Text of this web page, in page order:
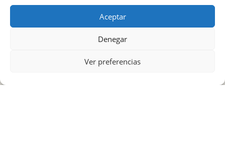
Aceptar
Denegar
Ver preferencias
my contact details.